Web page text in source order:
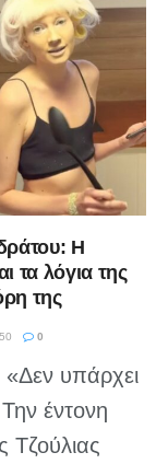
Η
τα λόγια της
της
0
«Δεν υπάρχει
έντονη
Τζούλιας